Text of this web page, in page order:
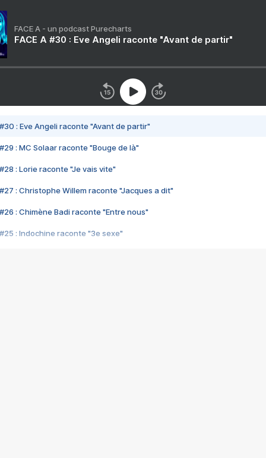
FACE A - un podcast Purecharts
FACE A #30 : Eve Angeli raconte "Avant de partir"
#30 : Eve Angeli raconte "Avant de partir"
#29 : MC Solaar raconte "Bouge de là"
#28 : Lorie raconte "Je vais vite"
#27 : Christophe Willem raconte "Jacques a dit"
#26 : Chimène Badi raconte "Entre nous"
#25 : Indochine raconte "3e sexe"